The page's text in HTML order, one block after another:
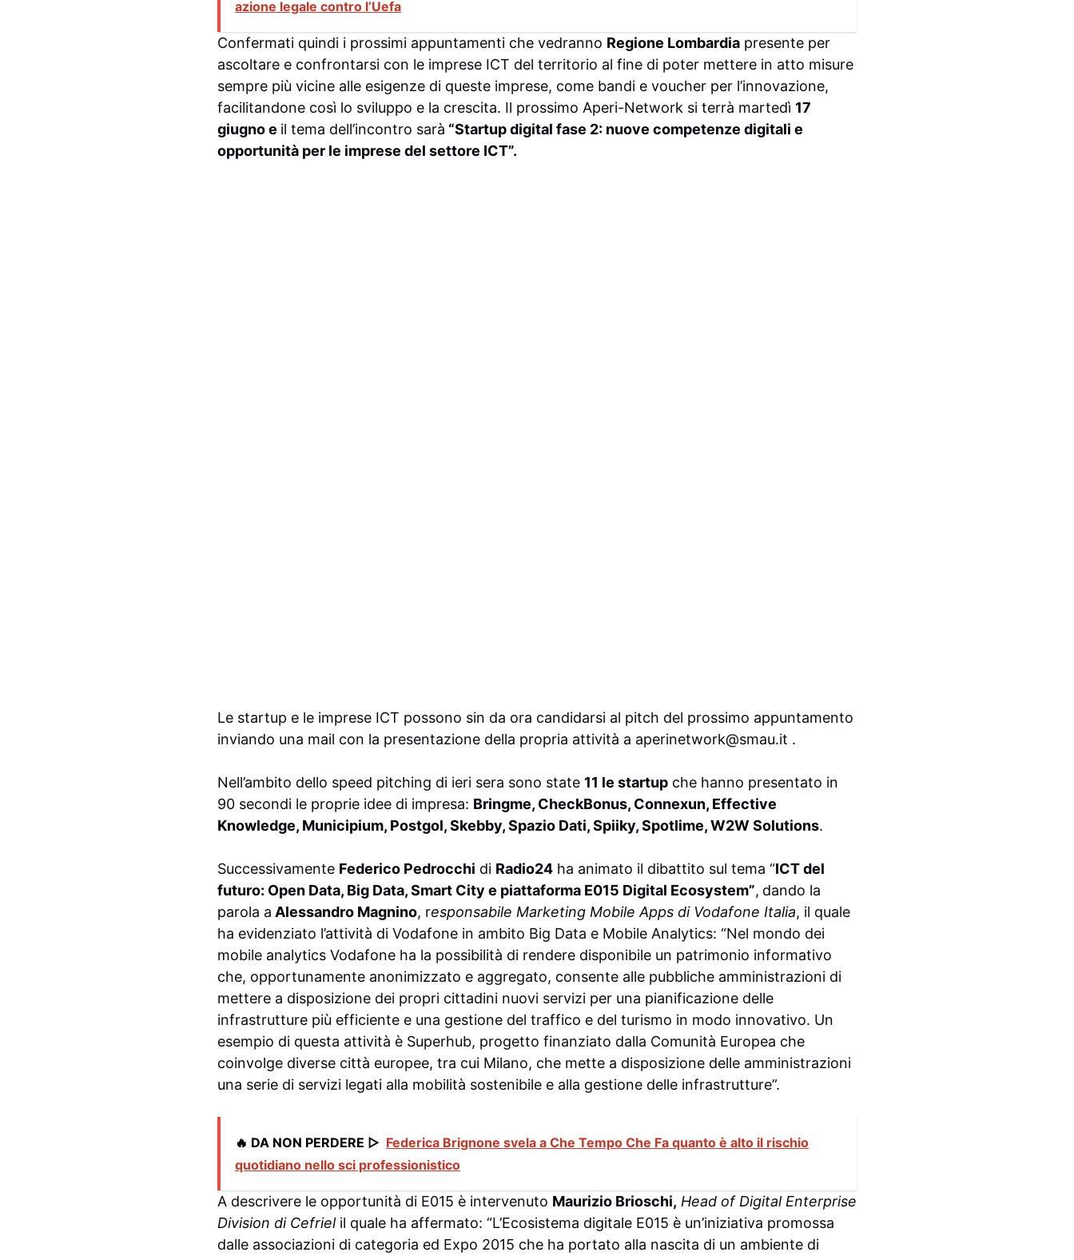
azione legale contro l’Uefa
Confermati quindi i prossimi appuntamenti che vedranno Regione Lombardia presente per
ascoltare e confrontarsi con le imprese ICT del territorio al fine di poter mettere in atto misure
sempre più vicine alle esigenze di queste imprese, come bandi e voucher per l’innovazione,
facilitandone così lo sviluppo e la crescita. Il prossimo Aperi-Network si terrà martedì 17
giugno e il tema dell’incontro sarà “Startup digital fase 2: nuove competenze digitali e
opportunità per le imprese del settore ICT”.
Le startup e le imprese ICT possono sin da ora candidarsi al pitch del prossimo appuntamento
inviando una mail con la presentazione della propria attività a aperinetwork@smau.it .
Nell’ambito dello speed pitching di ieri sera sono state 11 le startup che hanno presentato in
90 secondi le proprie idee di impresa: Bringme, CheckBonus, Connexun, Effective
Knowledge, Municipium, Postgol, Skebby, Spazio Dati, Spiiky, Spotlime, W2W Solutions.
Successivamente Federico Pedrocchi di Radio24 ha animato il dibattito sul tema “ICT del
futuro: Open Data, Big Data, Smart City e piattaforma E015 Digital Ecosystem”, dando la
parola a Alessandro Magnino, responsabile Marketing Mobile Apps di Vodafone Italia, il quale
ha evidenziato l’attività di Vodafone in ambito Big Data e Mobile Analytics: “Nel mondo dei
mobile analytics Vodafone ha la possibilità di rendere disponibile un patrimonio informativo
che, opportunamente anonimizzato e aggregato, consente alle pubbliche amministrazioni di
mettere a disposizione dei propri cittadini nuovi servizi per una pianificazione delle
infrastrutture più efficiente e una gestione del traffico e del turismo in modo innovativo. Un
esempio di questa attività è Superhub, progetto finanziato dalla Comunità Europea che
coinvolge diverse città europee, tra cui Milano, che mette a disposizione delle amministrazioni
una serie di servizi legati alla mobilità sostenibile e alla gestione delle infrastrutture”.
🔥 DA NON PERDERE ▷ Federica Brignone svela a Che Tempo Che Fa quanto è alto il rischio
quotidiano nello sci professionistico
A descrivere le opportunità di E015 è intervenuto Maurizio Brioschi, Head of Digital Enterprise
Division di Cefriel il quale ha affermato: “L’Ecosistema digitale E015 è un’iniziativa promossa
dalle associazioni di categoria ed Expo 2015 che ha portato alla nascita di un ambiente di